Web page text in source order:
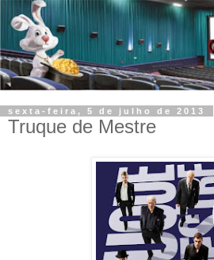
sexta-feira, 5 de julho de 2013
Truque de Mestre